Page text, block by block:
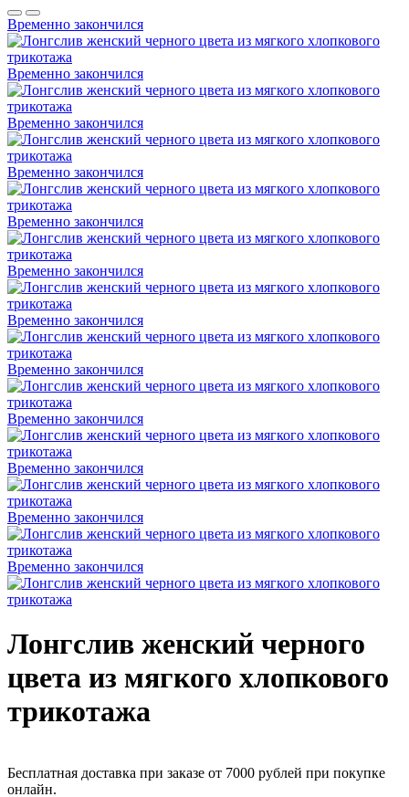
Временно закончился
Временно закончился
Временно закончился
Временно закончился
Временно закончился
Временно закончился
Временно закончился
Временно закончился
Временно закончился
Временно закончился
Временно закончился
Временно закончился
Лонгслив женский черного
цвета из мягкого хлопкового
трикотажа
Бесплатная доставка при заказе от 7000 рублей при покупке
онлайн.